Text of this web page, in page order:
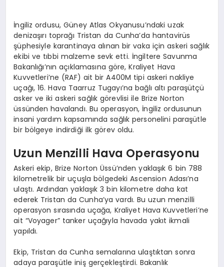
İngiliz ordusu, Güney Atlas Okyanusu’ndaki uzak
denizaşırı toprağı Tristan da Cunha’da hantavirüs
şüphesiyle karantinaya alınan bir vaka için askeri sağlık
ekibi ve tıbbi malzeme sevk etti. İngiltere Savunma
Bakanlığı’nın açıklamasına göre, Kraliyet Hava
Kuvvetleri’ne (RAF) ait bir A400M tipi askeri nakliye
uçağı, 16. Hava Taarruz Tugayı’na bağlı altı paraşütçü
asker ve iki askeri sağlık görevlisi ile Brize Norton
üssünden havalandı. Bu operasyon, İngiliz ordusunun
insani yardım kapsamında sağlık personelini paraşütle
bir bölgeye indirdiği ilk görev oldu.
Uzun Menzilli Hava Operasyonu
Askeri ekip, Brize Norton Üssü’nden yaklaşık 6 bin 788
kilometrelik bir uçuşla bölgedeki Ascension Adası’na
ulaştı. Ardından yaklaşık 3 bin kilometre daha kat
ederek Tristan da Cunha’ya vardı. Bu uzun menzilli
operasyon sırasında uçağa, Kraliyet Hava Kuvvetleri’ne
ait “Voyager” tanker uçağıyla havada yakıt ikmali
yapıldı.
Ekip, Tristan da Cunha semalarına ulaştıktan sonra
adaya paraşütle iniş gerçekleştirdi. Bakanlık